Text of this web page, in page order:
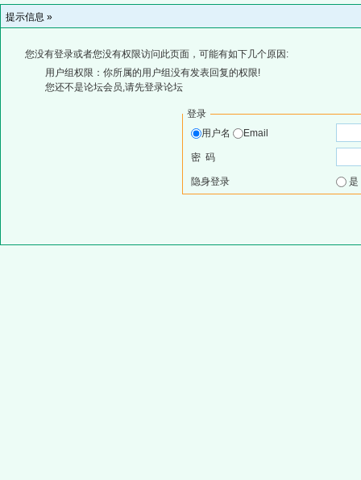
提示信息 »
您没有登录或者您没有权限访问此页面，可能有如下几个原因:
用户组权限：你所属的用户组没有发表回复的权限!
您还不是论坛会员,请先登录论坛
登录
用户名
Email
密 码
隐身登录